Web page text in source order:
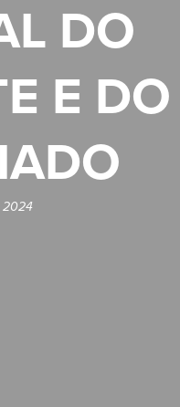
DO
E DO
2024